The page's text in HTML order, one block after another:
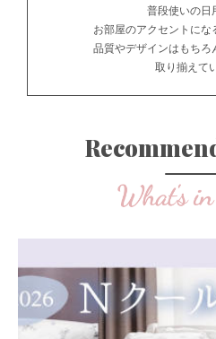
普段使いの日
お部屋のアクセントにな
品質やデザインはもちろ
取り揃えて